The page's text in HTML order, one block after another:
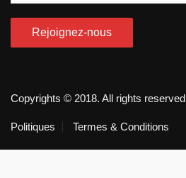
Copyrights © 2018. All rights reserved
Politiques Termes & Conditions